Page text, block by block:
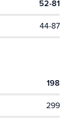
52-81
44-87
198
299